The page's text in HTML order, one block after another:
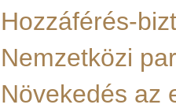
Hozzáférés-
Nemzetközi
Növekedés az